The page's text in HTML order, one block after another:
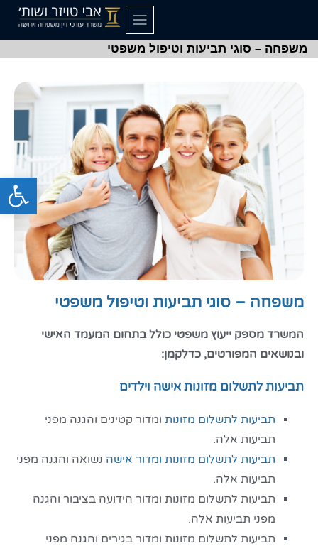
פתח
משפחה – סוגי תביעות וטיפול משפטי
משפחה – סוגי תביעות וטיפול משפטי
המשרד מספק ייעוץ משפטי כולל בתחום המעמד האישי
ובנושאים המפורטים, כדלקמן:
תביעות לתשלום מזונות אישה וילדים
תביעות לתשלום מזונות ומדור קטינים והגנה מפני
תביעות אלה.
תביעות לתשלום מזונות ומדור אישה נשואה והגנה מפני
תביעות אלה.
תביעות לתשלום מזונות ומדור הידועה בציבור והגנה
מפני תביעות אלה.
תביעות לתשלום מזונות ומדור בגירים והגנה מפני